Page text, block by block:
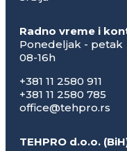
Radno vreme i
Ponedeljak - petak
08-16h
+381 11 2580 911
+381 11 2580 785
office@tehpro.rs
TEHPRO d.o.o.